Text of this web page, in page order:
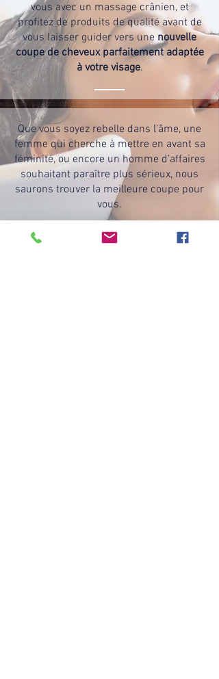
vous avec un massage crânien, et
profitez de produits de qualité avant de
vous laisser guider vers une nouvelle
coupe de cheveux parfaitement adaptée
à votre visage.
Que vous soyez rebelle dans l’âme, une
femme qui cherche à mettre en avant sa
féminité, ou encore un homme d’affaires
souhaitant paraître plus sérieux, nous
saurons trouver la meilleure coupe pour
vous.
Forts de notre longue expérience dans le